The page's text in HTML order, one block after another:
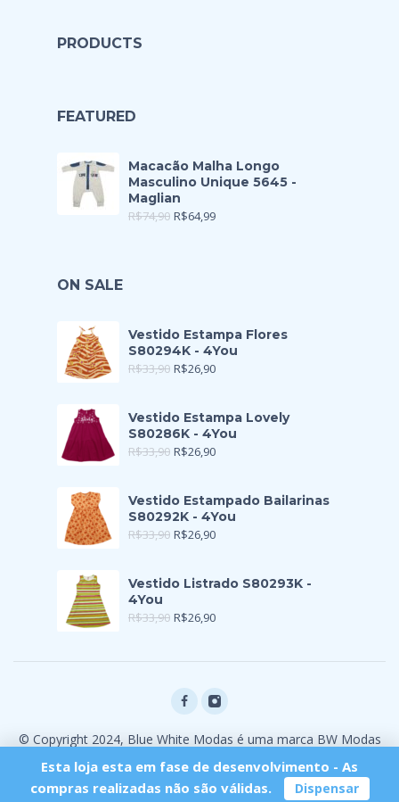
PRODUCTS
FEATURED
Macacão Malha Longo
Masculino Unique 5645 -
Maglian
R$74,90 R$64,99
ON SALE
Vestido Estampa Flores
S80294K - 4You
R$33,90 R$26,90
Vestido Estampa Lovely
S80286K - 4You
R$33,90 R$26,90
Vestido Estampado Bailarinas
S80292K - 4You
R$33,90 R$26,90
Vestido Listrado S80293K -
4You
R$33,90 R$26,90
© Copyright 2024, Blue White Modas é uma marca BW Modas
Esta loja esta em fase de desenvolvimento - As
compras realizadas não são válidas.
Dispensar